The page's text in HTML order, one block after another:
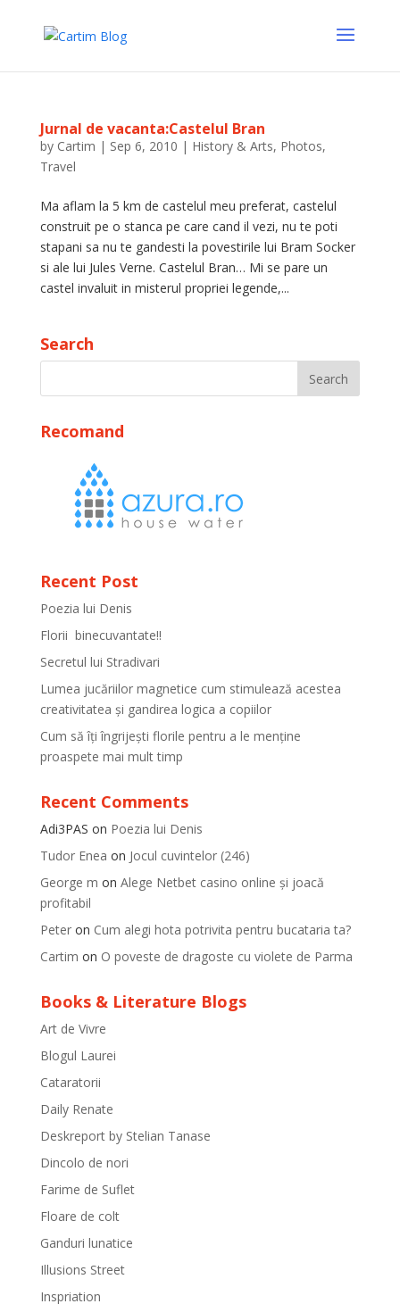
Jurnal de vacanta:Castelul Bran
by Cartim | Sep 6, 2010 | History & Arts, Photos,
Travel
Ma aflam la 5 km de castelul meu preferat, castelul
construit pe o stanca pe care cand il vezi, nu te poti
stapani sa nu te gandesti la povestirile lui Bram Socker
si ale lui Jules Verne. Castelul Bran… Mi se pare un
castel invaluit in misterul propriei legende,...
Search
Recomand
Recent Post
Poezia lui Denis
Florii binecuvantate!!
Secretul lui Stradivari
Lumea jucăriilor magnetice cum stimulează acestea
creativitatea și gandirea logica a copiilor
Cum să îți îngrijești florile pentru a le menține
proaspete mai mult timp
Recent Comments
Adi3PAS on Poezia lui Denis
Tudor Enea on Jocul cuvintelor (246)
George m on Alege Netbet casino online și joacă
profitabil
Peteron Cum alegi hota potrivita pentru bucataria ta?
Cartim on O poveste de dragoste cu violete de Parma
Books & Literature Blogs
Art de Vivre
Blogul Laurei
Cataratorii
Daily Renate
Deskreport by Stelian Tanase
Dincolo de nori
Farime de Suflet
Floare de colt
Ganduri lunatice
Illusions Street
Inspriation